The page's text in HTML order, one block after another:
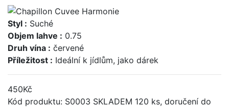
Styl : Suché
Objem lahve : 0.75
Druh vína : červené
Příležitost : Ideální k jídlům, jako dárek
450Kč
Kód produktu: S0003 SKLADEM 120 ks, doručení do